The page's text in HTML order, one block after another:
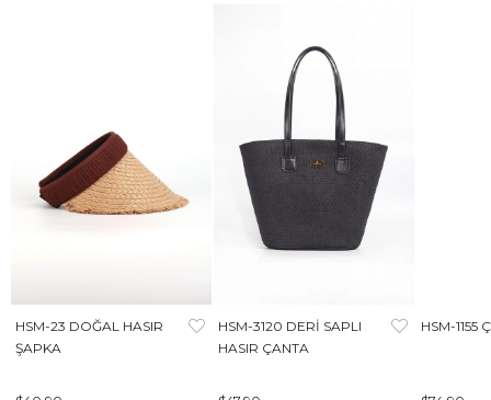
HSM-23 DOĞAL HASIR
ŞAPKA
HSM-3120 DERİ SAPLI
HASIR ÇANTA
HSM-1155